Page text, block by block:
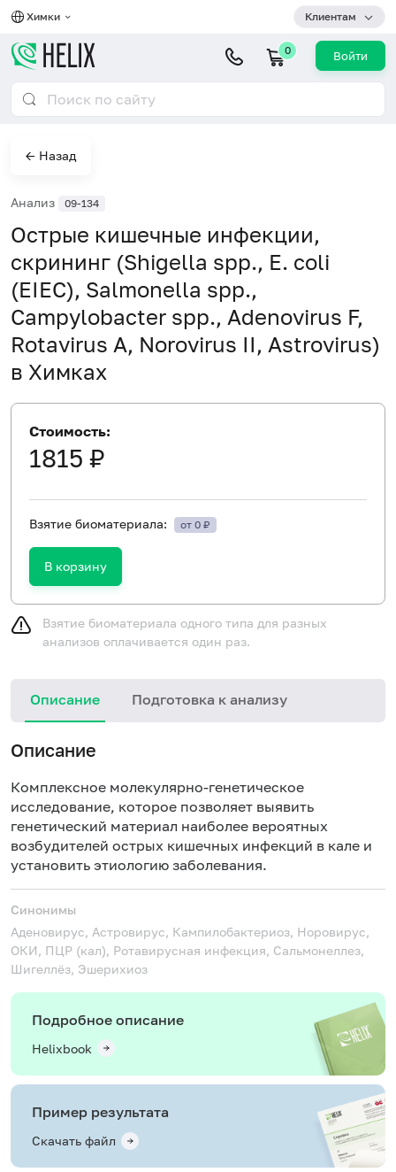
Химки Клиентам
0 Войти
← Назад
Анализ 09-134
Острые кишечные инфекции,
скрининг (Shigella spp., E. coli
(EIEC), Salmonella spp.,
Campylobacter spp., Adenovirus F,
Rotavirus A, Norovirus II, Astrovirus)
в Химках
Стоимость:
1815 ₽
Взятие биоматериала: от 0 ₽
В корзину
Взятие биоматериала одного типа для разных
анализов оплачивается один раз.
Описание Подготовка к анализу
Описание
Комплексное молекулярно-генетическое
исследование, которое позволяет выявить
генетический материал наиболее вероятных
возбудителей острых кишечных инфекций в кале и
установить этиологию заболевания.
Синонимы
Аденовирус, Астровирус, Кампилобактериоз, Норовирус,
ОКИ, ПЦР (кал), Ротавирусная инфекция, Сальмонеллез,
Шигеллёз, Эшерихиоз
Подробное описание
Helixbook
Пример результата
Скачать файл